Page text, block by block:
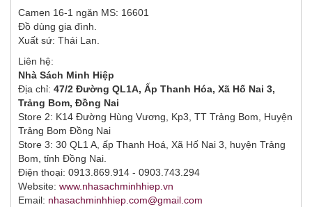
Camen 16-1 ngăn MS: 16601
Đồ dùng gia đình.
Xuất sứ: Thái Lan.
Liên hệ:
Nhà Sách Minh Hiệp
Địa chỉ: 47/2 Đường QL1A, Ấp Thanh Hóa, Xã Hố Nai 3,
Trảng Bom, Đồng Nai
Store 2: K14 Đường Hùng Vương, Kp3, TT Trảng Bom, Huyện
Trảng Bom Đồng Nai
Store 3: 30 QL1 A, ấp Thanh Hoá, Xã Hố Nai 3, huyện Trảng
Bom, tỉnh Đồng Nai.
Điện thoại: 0913.869.914 - 0903.743.294
Website: www.nhasachminhhiep.vn
Email: nhasachminhhiep.com@gmail.com